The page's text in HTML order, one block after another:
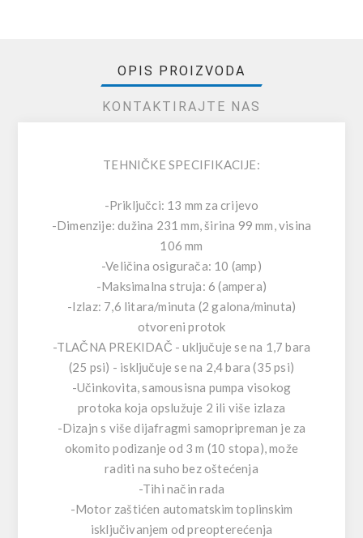
OPIS PROIZVODA
KONTAKTIRAJTE NAS
TEHNIČKE SPECIFIKACIJE:
-Priključci: 13 mm za crijevo
-Dimenzije: dužina 231 mm, širina 99 mm, visina
106 mm
-Veličina osigurača: 10 (amp)
-Maksimalna struja: 6 (ampera)
-Izlaz: 7,6 litara/minuta (2 galona/minuta)
otvoreni protok
-TLAČNA PREKIDAČ - uključuje se na 1,7 bara
(25 psi) - isključuje se na 2,4 bara (35 psi)
-Učinkovita, samousisna pumpa visokog
protoka koja opslužuje 2 ili više izlaza
-Dizajn s više dijafragmi samopripreman je za
okomito podizanje od 3 m (10 stopa), može
raditi na suho bez oštećenja
-Tihi način rada
-Motor zaštićen automatskim toplinskim
isključivanjem od preopterećenja